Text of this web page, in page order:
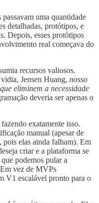
uma quantidade
detalhadas, protótipos, e
Depois, esses protótipos
real começava do
recursos valiosos.
Jensen Huang, nosso
eliminem a necessidade
deveria ser apenas o
exatamente isso.
manual (apesar de
pois elas ainda falham). Em
criar e a plataforma se
podemos pular a
vez de MVPs
V1 escalável pronto para o